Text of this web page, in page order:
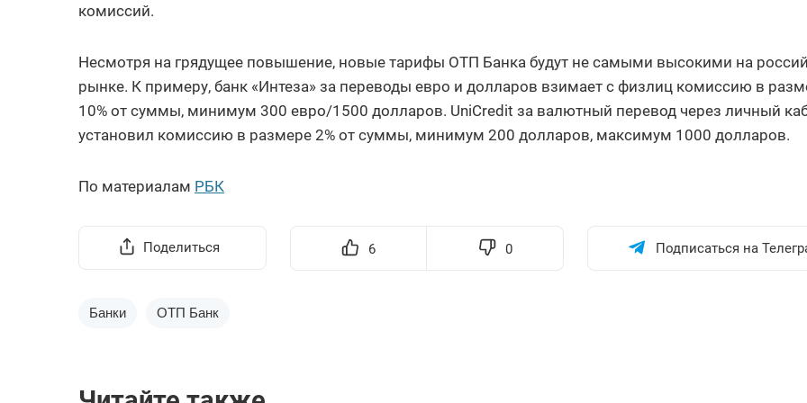
комиссий.
Несмотря на грядущее повышение, новые тарифы ОТП Банка будут не самыми высокими на
рынке. К примеру, банк «Интеза» за переводы евро и долларов взимает с физлиц комиссию в
10% от суммы, минимум 300 евро/1500 долларов. UniCredit за валютный перевод через личный
установил комиссию в размере 2% от суммы, минимум 200 долларов, максимум 1000 долларов.
По материалам РБК
Поделиться 6 0 Подписаться на
Банки ОТП Банк